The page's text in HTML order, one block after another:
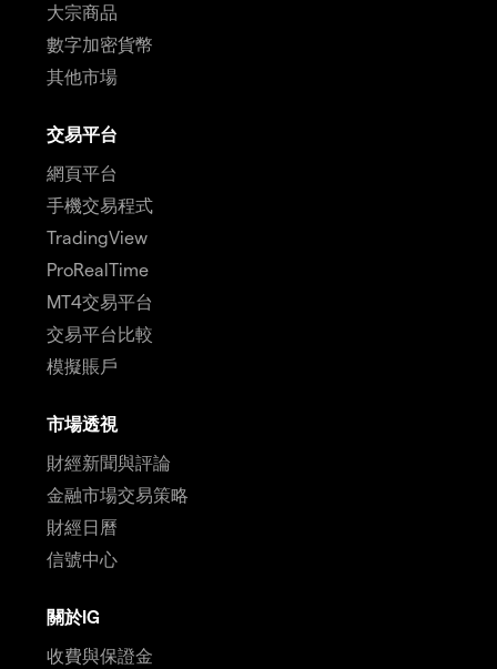
大宗商品
數字加密貨幣
其他市場
交易平台
網頁平台
手機交易程式
TradingView
ProRealTime
MT4交易平台
交易平台比較
模擬賬戶
市場透視
財經新聞與評論
金融市場交易策略
財經日曆
信號中心
關於IG
收費與保證金